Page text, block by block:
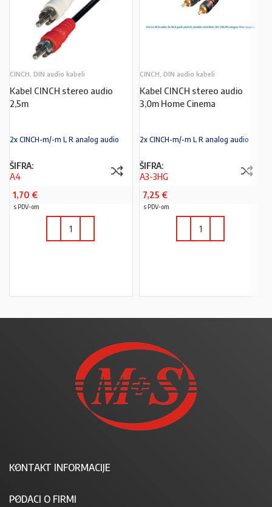
CINCH, DIN audio kabeli
Kabel CINCH stereo audio
2,5m
2x CINCH-m/-m L R analog audio
ŠIFRA:
A4
1,70 €
s PDV-om
CINCH, DIN audio kabeli
Kabel CINCH stereo audio
3,0m Home Cinema
2x CINCH-m/-m L R analog audio
ŠIFRA:
A3-3HG
7,25 €
s PDV-om
KONTAKT INFORMACIJE
PODACI O FIRMI